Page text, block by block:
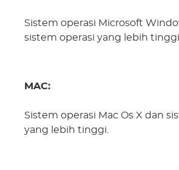
Sistem operasi Microsoft
sistem operasi yang lebih tinggi.
MAC:
Sistem operasi Mac Os X dan
yang lebih tinggi.